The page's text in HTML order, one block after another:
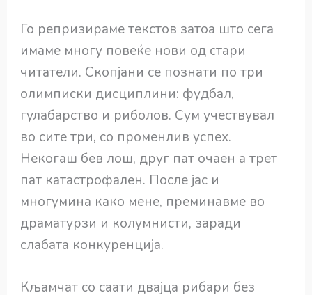
Го репризираме текстов затоа што сега
имаме многу повеќе нови од стари
читатели. Скопјани се познати по три
олимписки дисциплини: фудбал,
гулабарство и риболов. Сум учествувал
во сите три, со променлив успех.
Некогаш бев лош, друг пат очаен а трет
пат катастрофален. После јас и
многумина како мене, преминавме во
драматурзи и колумнисти, заради
слабата конкуренција.
Кљамчат со саати двајца рибари без